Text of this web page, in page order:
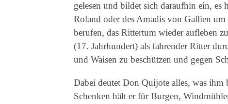
gelesen und bildet sich daraufhin ein, es
Roland oder des Amadis von Gallien
berufen, das Rittertum wieder aufleben
(17. Jahrhundert) als fahrender Ritter
und Waisen zu beschützen und gegen
Dabei deutet Don Quijote alles, was ihm
Schenken hält er für Burgen,